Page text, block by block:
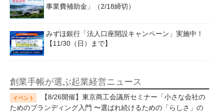
事業費補助金」（2/18締切）
みずほ銀行「法人口座開設キャンペーン」実施中！
【11/30（日）まで】
創業手帳が選ぶ起業経営ニュース
【8/26開催】東京商工会議所セミナー「小さな会社の
ためのブランディング入門 〜選ばれ続けるための「らしさ」の